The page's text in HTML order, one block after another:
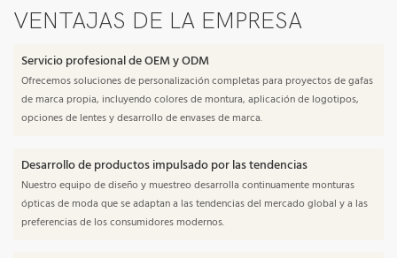
VENTAJAS DE LA EMPRESA
Servicio profesional de OEM y ODM
Ofrecemos soluciones de personalización completas para proyectos de gafas
de marca propia, incluyendo colores de montura, aplicación de logotipos,
opciones de lentes y desarrollo de envases de marca.
Desarrollo de productos impulsado por las tendencias
Nuestro equipo de diseño y muestreo desarrolla continuamente monturas
ópticas de moda que se adaptan a las tendencias del mercado global y a las
preferencias de los consumidores modernos.